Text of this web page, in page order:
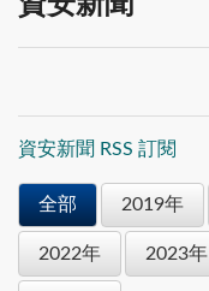
資安新聞 RSS 訂閱
全部 2019年
2022年 2023年